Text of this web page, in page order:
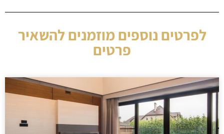
לפרטים נוספים מוזמנים להשאיר
פרטים